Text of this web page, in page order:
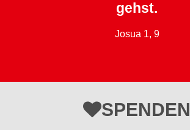
gehst.
Josua 1, 9
SPENDEN